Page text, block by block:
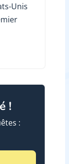
Unis
!
: